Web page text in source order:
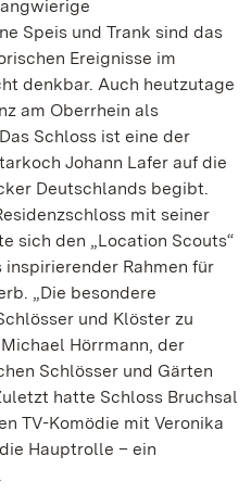
Speis und Trank sind das
Ereignisse im
denkbar. Auch heutzutage
am Oberrhein als
Schloss ist eine der
Johann Lafer auf die
Deutschlands begibt.
mit seiner
sich den „Location Scouts“
Rahmen für
„Die besondere
und Klöster zu
Hörrmann, der
Schlösser und Gärten
hatte Schloss Bruchsal
TV-Komödie mit Veronika
Hauptrolle – ein